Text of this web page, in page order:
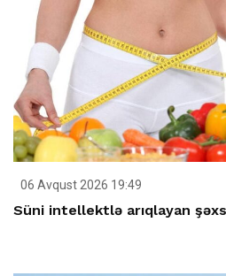
06 Avqust 2026 19:49
Süni intellektlə arıqlayan